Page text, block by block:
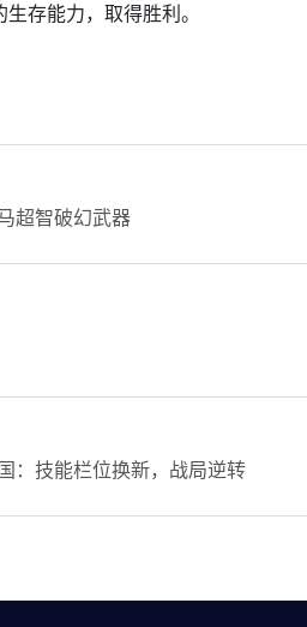
存能力，取得胜利。
超智破幻武器
：技能栏位换新，战局逆转